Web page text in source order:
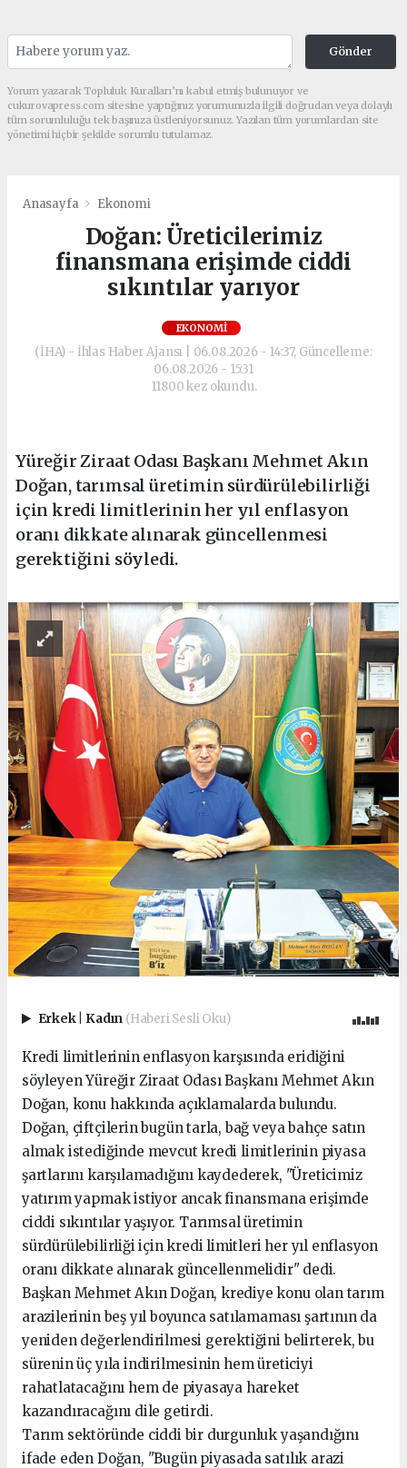
Gönder
Yorum yazarak Topluluk Kuralları’nı kabul etmiş bulunuyor ve
cukurovapress.com sitesine yaptığınız yorumunuzla ilgili doğrudan veya dolaylı
tüm sorumluluğu tek başınıza üstleniyorsunuz. Yazılan tüm yorumlardan site
yönetimi hiçbir şekilde sorumlu tutulamaz.
Anasayfa Ekonomi
Doğan: Üreticilerimiz
finansmana erişimde ciddi
sıkıntılar yarıyor
EKONOMI
(İHA) - İhlas Haber Ajansı | 06.08.2026 - 14:37, Güncelleme:
06.08.2026 - 15:31
11800 kez okundu.
Yüreğir Ziraat Odası Başkanı Mehmet Akın
Doğan, tarımsal üretimin sürdürülebilirliği
için kredi limitlerinin her yıl enflasyon
oranı dikkate alınarak güncellenmesi
gerektiğini söyledi.
Erkek Kadın (Haberi Sesli Oku)
Kredi limitlerinin enflasyon karşısında eridiğini
söyleyen Yüreğir Ziraat Odası Başkanı Mehmet Akın
Doğan, konu hakkında açıklamalarda bulundu.
Doğan, çiftçilerin bugün tarla, bağ veya bahçe satın
almak istediğinde mevcut kredi limitlerinin piyasa
şartlarını karşılamadığını kaydederek, "Üreticimiz
yatırım yapmak istiyor ancak finansmana erişimde
ciddi sıkıntılar yaşıyor. Tarımsal üretimin
sürdürülebilirliği için kredi limitleri her yıl enflasyon
oranı dikkate alınarak güncellenmelidir" dedi.
Başkan Mehmet Akın Doğan, krediye konu olan tarım
arazilerinin beş yıl boyunca satılamaması şartının da
yeniden değerlendirilmesi gerektiğini belirterek, bu
sürenin üç yıla indirilmesinin hem üreticiyi
rahatlatacağını hem de piyasaya hareket
kazandıracağını dile getirdi.
Tarım sektöründe ciddi bir durgunluk yaşandığını
ifade eden Doğan, "Bugün piyasada satılık arazi